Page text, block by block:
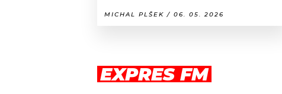
MICHAL PLŠEK / 06. 05. 2026
EXPRES FM